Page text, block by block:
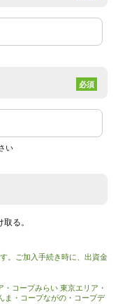
必須
い
る。
。ご加入手続き時に、出資金
コープみらい 東京エリア・
ま・コープながの・コープデ